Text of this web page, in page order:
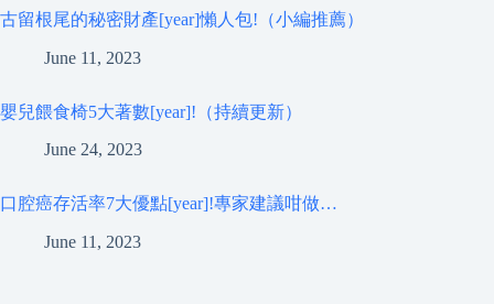
古留根尾的秘密財產[year]懶人包!（小編推薦）
June 11, 2023
嬰兒餵食椅5大著數[year]!（持續更新）
June 24, 2023
口腔癌存活率7大優點[year]!專家建議咁做…
June 11, 2023